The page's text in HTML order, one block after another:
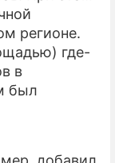
регионе.
где-
в
был